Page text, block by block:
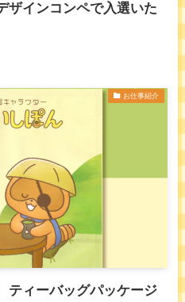
ザインコンペで入選いた
お仕事紹介
ィーバッグパッケージ